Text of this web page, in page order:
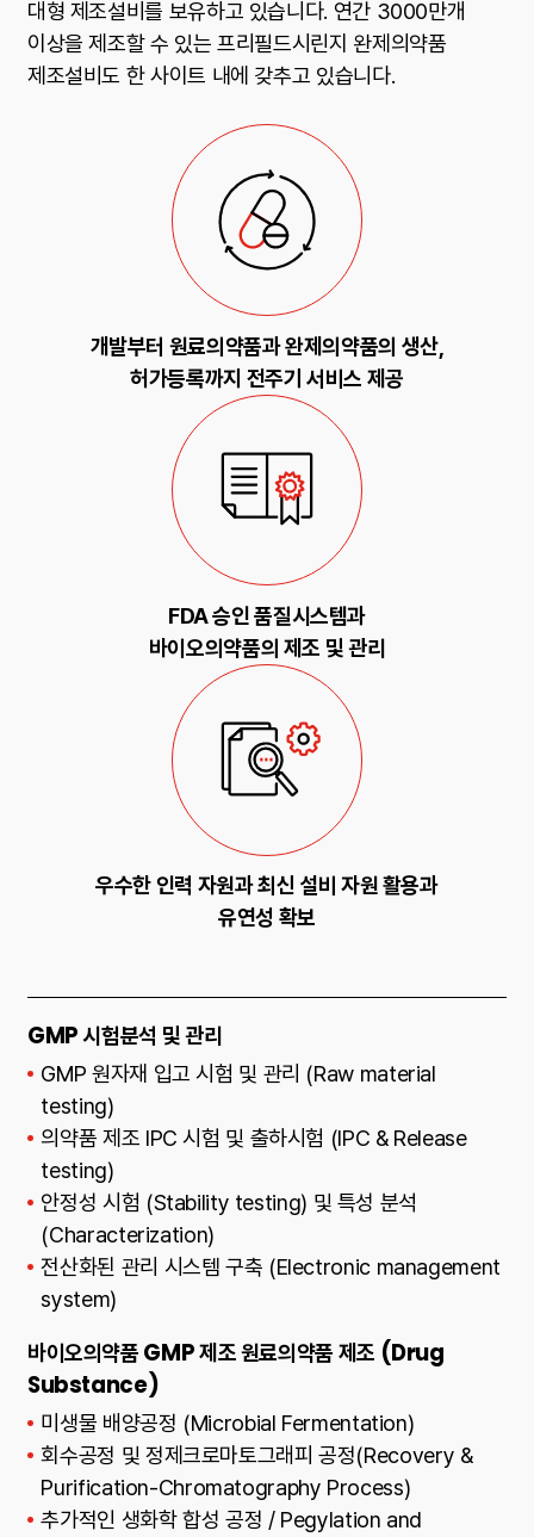
대형 제조설비를 보유하고 있습니다. 연간 3000만개
이상을 제조할 수 있는 프리필드시린지 완제의약품
제조설비도 한 사이트 내에 갖추고 있습니다.
개발부터 원료의약품과 완제의약품의 생산,
허가등록까지 전주기 서비스 제공
FDA 승인 품질시스템과
바이오의약품의 제조 및 관리
우수한 인력 자원과 최신 설비 자원 활용과
유연성 확보
GMP 시험분석 및 관리
GMP 원자재 입고 시험 및 관리 (Raw material
testing)
의약품 제조 IPC 시험 및 출하시험 (IPC & Release
testing)
안정성 시험 (Stability testing) 및 특성 분석
(Characterization)
전산화된 관리 시스템 구축 (Electronic management
system)
바이오의약품 GMP 제조 원료의약품 제조 (Drug
Substance)
미생물 배양공정 (Microbial Fermentation)
회수공정 및 정제크로마토그래피 공정(Recovery &
Purification-Chromatography Process)
추가적인 생화학 합성 공정 / Pegylation and